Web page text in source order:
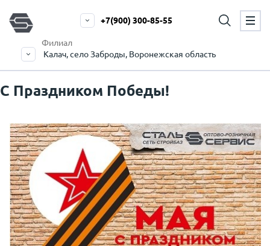
Филиал
Калач, село Заброды, Воронежская область
+7(900) 300-85-55
С Праздником Победы!